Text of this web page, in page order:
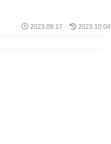
2023.09.17 2023.10.04